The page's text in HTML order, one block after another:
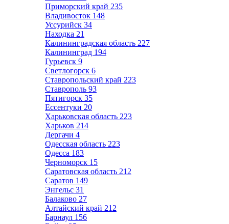
Приморский край 235
Владивосток 148
Уссурийск 34
Находка 21
Калининградская область 227
Калининград 194
Гурьевск 9
Светлогорск 6
Ставропольский край 223
Ставрополь 93
Пятигорск 35
Ессентуки 20
Харьковская область 223
Харьков 214
Дергачи 4
Одесская область 223
Одесса 183
Черноморск 15
Саратовская область 212
Саратов 149
Энгельс 31
Балаково 27
Алтайский край 212
Барнаул 156